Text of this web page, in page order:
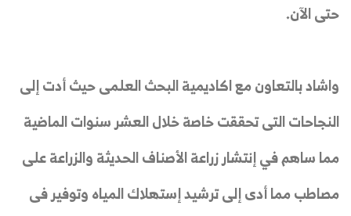
حتى الآن.
واشاد بالتعاون مع اكاديمية البحث العلمى حيث أدت إلى
النجاحات التى تحققت خاصة خلال العشر سنوات الماضية
مما ساهم في إنتشار زراعة الأصناف الحديثة والزراعة على
مصاطب مما أدى إلى ترشيد إستهلاك المياه وتوفير فى